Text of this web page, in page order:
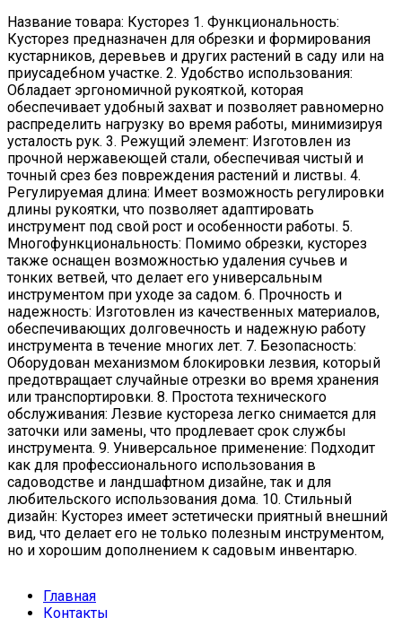
Название товара: Кусторез 1. Функциональность:
Кусторез предназначен для обрезки и формирования
кустарников, деревьев и других растений в саду или на
приусадебном участке. 2. Удобство использования:
Обладает эргономичной рукояткой, которая
обеспечивает удобный захват и позволяет равномерно
распределить нагрузку во время работы, минимизируя
усталость рук. 3. Режущий элемент: Изготовлен из
прочной нержавеющей стали, обеспечивая чистый и
точный срез без повреждения растений и листвы. 4.
Регулируемая длина: Имеет возможность регулировки
длины рукоятки, что позволяет адаптировать
инструмент под свой рост и особенности работы. 5.
Многофункциональность: Помимо обрезки, кусторез
также оснащен возможностью удаления сучьев и
тонких ветвей, что делает его универсальным
инструментом при уходе за садом. 6. Прочность и
надежность: Изготовлен из качественных материалов,
обеспечивающих долговечность и надежную работу
инструмента в течение многих лет. 7. Безопасность:
Оборудован механизмом блокировки лезвия, который
предотвращает случайные отрезки во время хранения
или транспортировки. 8. Простота технического
обслуживания: Лезвие кустореза легко снимается для
заточки или замены, что продлевает срок службы
инструмента. 9. Универсальное применение: Подходит
как для профессионального использования в
садоводстве и ландшафтном дизайне, так и для
любительского использования дома. 10. Стильный
дизайн: Кусторез имеет эстетически приятный внешний
вид, что делает его не только полезным инструментом,
но и хорошим дополнением к садовым инвентарю.
Главная
Контакты